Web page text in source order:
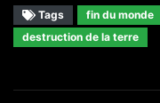
Tags fin du monde
destruction de la terre